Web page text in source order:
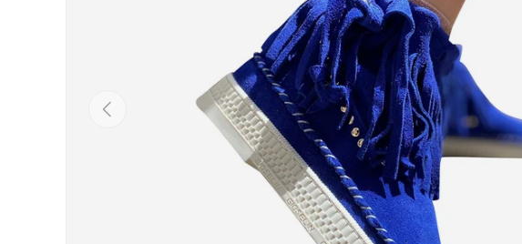
Indietro